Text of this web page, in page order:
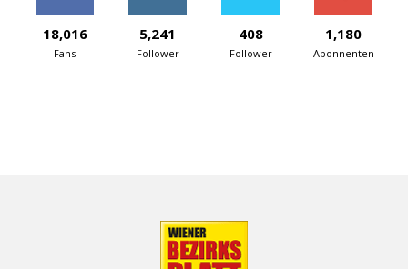
18,016
Fans
5,241
Follower
408
Follower
1,180
Abonnenten